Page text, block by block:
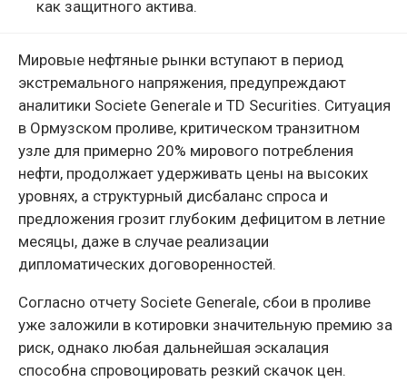
как защитного актива.
Мировые нефтяные рынки вступают в период
экстремального напряжения, предупреждают
аналитики Societe Generale и TD Securities. Ситуация
в Ормузском проливе, критическом транзитном
узле для примерно 20% мирового потребления
нефти, продолжает удерживать цены на высоких
уровнях, а структурный дисбаланс спроса и
предложения грозит глубоким дефицитом в летние
месяцы, даже в случае реализации
дипломатических договоренностей.
Согласно отчету Societe Generale, сбои в проливе
уже заложили в котировки значительную премию за
риск, однако любая дальнейшая эскалация
способна спровоцировать резкий скачок цен.